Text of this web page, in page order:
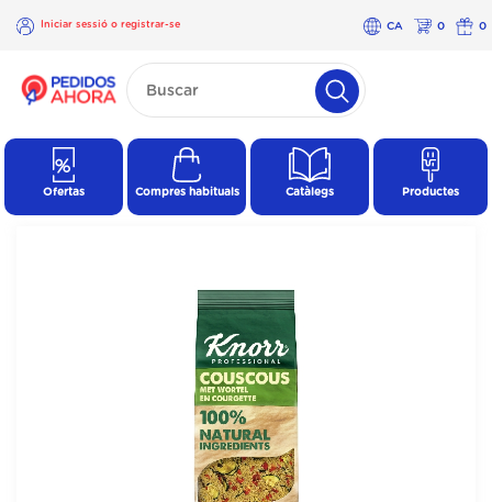
Iniciar sessió o registrar-se CA 0 0
×
Iniciar
registrar-
Ofertas Compres habituals Catàlegs Productes